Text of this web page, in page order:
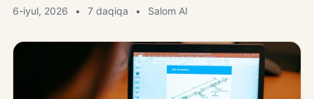
6-iyul, 2026 7 daqiqa Salom AI